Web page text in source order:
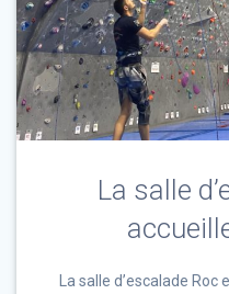
La salle
La salle d’escalade